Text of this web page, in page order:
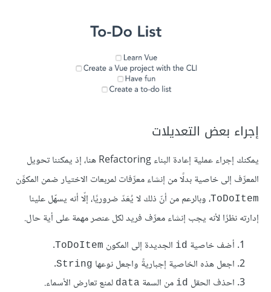
إجراء بعض التعديلات
يمكنك إجراء عملية إعادة البناء Refactoring هنا، إذ يمكننا تحويل
المعرِّف إلى خاصية بدلًا من إنشاء معرِّفات لمربعات الاختيار ضمن المكوِّن
ToDoItem، وبالرعم من أنّ ذلك لا يُعَدّ ضروريًا، إلّا أنه يسهّل علينا
إدارته نظرًا لأنه يجب إنشاء معرِّف فريد لكل عنصر مهمة على أية حال.
أضف خاصية id الجديدة إلى المكون ToDoItem
.
اجعل هذه الخاصية إجباريةً واجعل نوعها String
.
احذف الحقل id من السمة data لمنع تعارض الأسماء.